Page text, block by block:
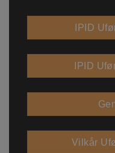
IPID
IPID
Vilkår